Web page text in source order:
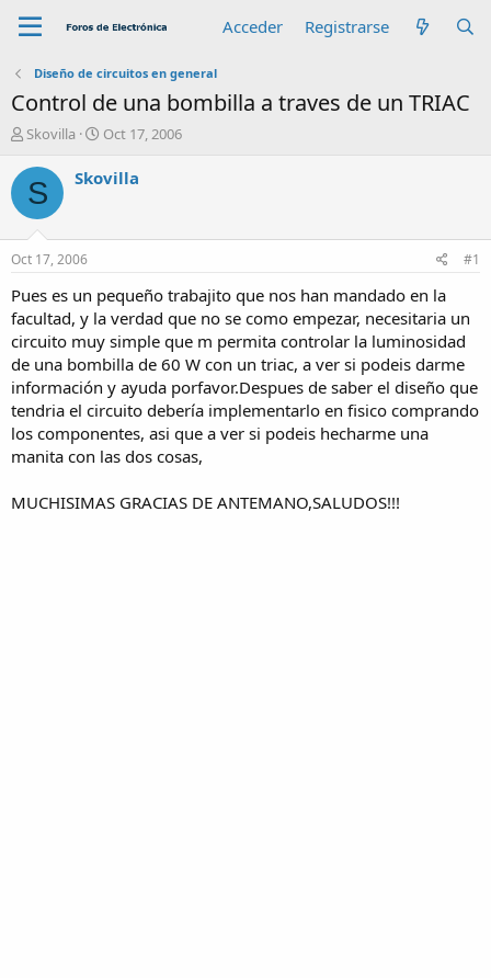
Acceder Registrarse
Diseño de circuitos en general
Control de una bombilla a traves de un TRIAC
A
t
o
r
Skovilla
F
c
n
c
i
o
Oct 17, 2006
S Skovilla
Oct 17, 2006 #1
Pues es un pequeño trabajito que nos han mandado en la
facultad, y la verdad que no se como empezar, necesitaria un
circuito muy simple que m permita controlar la luminosidad
de una bombilla de 60 W con un triac, a ver si podeis darme
información y ayuda porfavor.Despues de saber el diseño que
tendria el circuito debería implementarlo en fisico comprando
los componentes, asi que a ver si podeis hecharme una
manita con las dos cosas,
MUCHISIMAS GRACIAS DE ANTEMANO,SALUDOS!!!